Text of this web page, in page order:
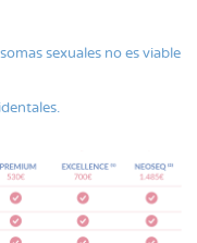
sexuales no es viable